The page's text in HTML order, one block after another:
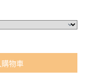
物車